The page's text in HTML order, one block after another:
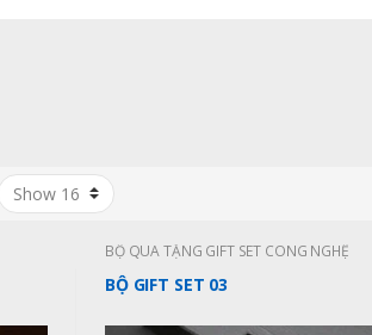
BỘ QUÀ TẶNG GIFT SET CÔNG NGHỆ
BỘ GIFT SET 03